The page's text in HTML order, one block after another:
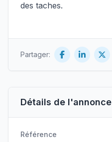
Détails de l'annonce
Référence
des taches.
Partager: